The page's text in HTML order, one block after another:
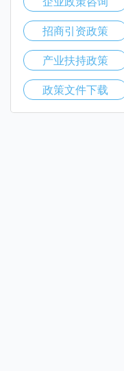
招商引资政策
产业扶持政策
政策文件下载